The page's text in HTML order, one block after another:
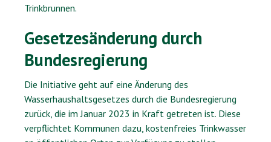
Trinkbrunnen.
Gesetzesänderung durch
Bundesregierung
Die Initiative geht auf eine Änderung des
Wasserhaushaltsgesetzes durch die Bundesregierung
zurück, die im Januar 2023 in Kraft getreten ist. Diese
verpflichtet Kommunen dazu, kostenfreies Trinkwasser